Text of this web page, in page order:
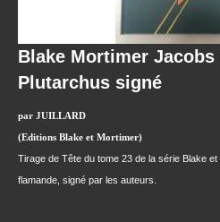
Blake Mortimer Jacobs
Plutarchus signé
par JUILLARD
(Editions Blake et Mortimer)
Tirage de Tête du tome 23 de la série Blake
flamande, signé par les auteurs.